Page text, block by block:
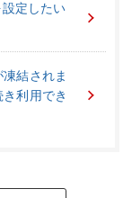
定したい
結されま
利用でき